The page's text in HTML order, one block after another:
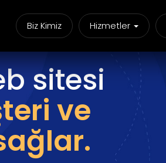
Biz Kimiz Hizmetler
sitesi
ve